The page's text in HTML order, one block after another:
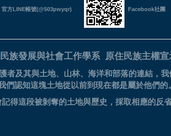
官方LINE帳號(@503pwyqr) Facebook社團
族發展與社會工作學系 原住民族主權宣
者及其與土地、山林、海洋和部落的連結，
認知這塊土地從以前到現在都是屬於他們的
得這段被剝奪的土地與歷史，採取相應的反